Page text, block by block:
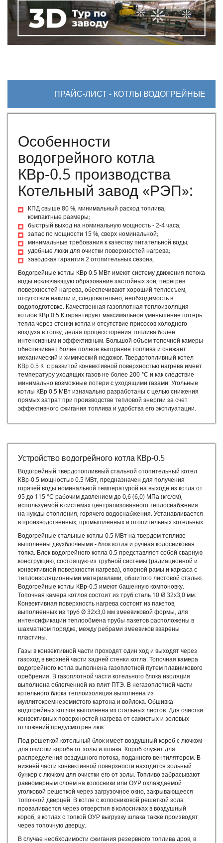
ПРАЙС-ЛИСТ - КОТЛЫ ВОДОГРЕЙНЫЕ
Особенности
водогрейного котла
КВр-0.5 производства
Котельный завод «РЭП»:
КПД свыше 80 %, минимальный расход топлива;
компактные размеры;
быстрый выход на номинальную мощность - 2-4 часа;
запас по мощности 15 %, сверх номинальной;
минимальные требования к качеству питательной воды;
удобные люки для очистки поверхностей нагрева;
заводская гарантия 2 отопительных сезона.
Водогрейные котлы КВр 0.5 МВт имеют систему движения потока
воды исключающую образование застойных зон, перегрев
поверхностей нагрева, обеспечивают хороший теплосъем,
отсутствие накипи и, следовательно, необходимость в
водоподготовке. Качественная газоплотная теплоизоляция
котлов КВр 0.5 К гарантирует максимальное уменьшение потерь
тепла через стенки котла и отсутствие присосов холодного
воздуха в топку, делая процесс горения топлива более
интенсивным и эффективным. Большой объем топочной камеры
обеспечивает более полное выгорание топлива и снижает
механический и химический недожог. Твердотопливный котел
КВр 0.5 К с развитой конвективной поверхностью нагрева имеет
температуру уходящих газов не более 200 °С и как следствие
минимально возможные потери с уходящими газами. Угольные
котлы КВр 0.5 МВт изначально разработаны с целью снижения
прямых затрат при производстве тепловой энергии за счет
эффективного сжигания топлива и удобства его эксплуатации.
Устройство водогрейного котла КВр-0.5
Водогрейный твердотопливный стальной отопительный котел
КВр-0.5 мощностью 0.5 МВт, предназначен для получения
горячей воды номинальной температурой на выходе из котла от
95 до 115 °С рабочим давлением до 0,6 (6,0) МПа (кгс/см),
используемой в системах централизованного теплоснабжения
на нужды отопления, горячего водоснабжения. Устанавливается
в производственных, промышленных и отопительных котельных.
Водогрейные стальные котлы 0.5 МВт на твердом топливе
выполнены двухблочными - блок котла и ручная колосниковая
топка. Блок водогрейного котла 0.5 представляет собой сварную
конструкцию, состоящую из трубной системы (радиационной и
конвективной поверхности нагрева), опорной рамы и каркаса с
теплоизоляционными материалами, обшитого листовой сталью.
Водогрейные котлы КВр-0.5 имеют башенную компоновку.
Топочная камера котлов состоит из труб сталь 10 Ø 32x3,0 мм.
Конвективная поверхность нагрева состоит из пакетов,
выполненных из труб Ø 32x3,0 мм змеевиковой формы, для
интенсификации теплообмена трубы пакетов расположены в
шахматном порядке, между ребрами змеевиков вварены
пластины.
Газы в конвективной части проходят один ход и выходят через
газоход в верхней части задней стенки котла. Топочная камера
водогрейного котла выполнена газоплотной путем плавникового
оребрения. В газоплотной части котельного блока изоляция
выполнена облегченной из плит ПТЭ. В негазоплотной части
котельного блока теплоизоляция выполнена из
муллитокремнеземистого картона и войлока. Обшивка
водогрейных котлов выполнена из стальных листов. Для очистки
конвективных поверхностей нагрева от сажистых и золовых
отложений предусмотрен люк.
Под решеткой котельный блок имеет воздушный короб с лючком
для очистки короба от золы и шлака. Короб служит для
распределения воздушного потока, поданного вентилятором. В
нижней части конвективной поверхности находится зольный
бункер с лючком для очистки его от золы. Топливо забрасывают
равномерным слоем на колосники или ОУР охлаждаемой
уголковой решеткой через загрузочное окно, закрывающееся
топочной дверцей. В котле с колосниковой решеткой зола
проваливается через отверстия в колосниках в воздушный
короб, в котлах с топкой ОУР выгрузку шлака также производят
через топочную дверцу.
В случае необходимости сжигания резервного топлива дров, в